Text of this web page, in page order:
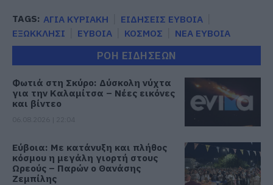
TAGS: ΑΓΙΑ ΚΥΡΙΑΚΗ
ΕΙΔΗΣΕΙΣ ΕΥΒΟΙΑ
ΕΞΩΚΚΛΗΣΙ
ΕΥΒΟΙΑ ΚΟΣΜΟΣ ΝΕΑ ΕΥΒΟΙΑ
ΡΟΗ ΕΙΔΗΣΕΩΝ
Φωτιά στη Σκύρο: Δύσκολη νύχτα
για την Καλαμίτσα – Νέες εικόνες
και βίντεο
Εύβοια: Με κατάνυξη και πλήθος
κόσμου η μεγάλη γιορτή στους
Ωρεούς – Παρών ο Θανάσης
Ζεμπίλης